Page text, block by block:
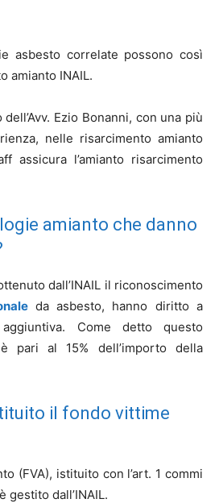
asbesto correlate possono così
amianto INAIL.
Ezio Bonanni, con una più
nelle risarcimento amianto
assicura l’amianto risarcimento
amianto che danno
dall’INAIL il riconoscimento
da asbesto, hanno diritto a
Come detto questo
pari al 15% dell’importo della
il fondo vittime
(FVA), istituito con l’art. 1 commi
gestito dall’INAIL.